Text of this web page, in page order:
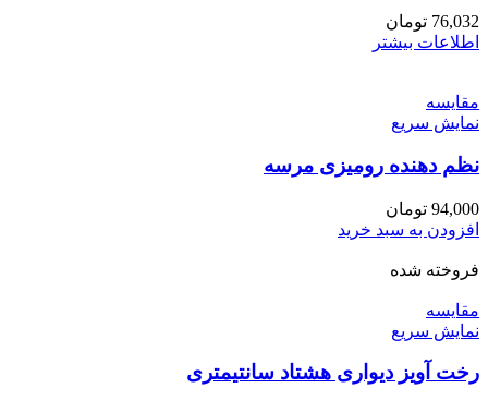
76,032 تومان
اطلاعات بیشتر
مقايسه
نمایش سریع
نظم دهنده رومیزی مرسه
94,000 تومان
افزودن به سبد خرید
فروخته شده
مقايسه
نمایش سریع
رخت آویز دیواری هشتاد سانتیمتری